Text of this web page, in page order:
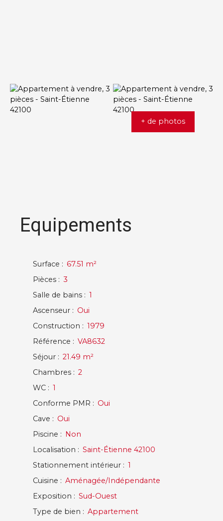
+ de photos
Equipements
Surface : 67.51 m²
Pièces : 3
Salle de bains : 1
Ascenseur : Oui
Construction : 1979
Référence : VA8632
Séjour : 21.49 m²
Chambres : 2
WC : 1
Conforme PMR : Oui
Cave : Oui
Piscine :
Non
Localisation : Saint-Étienne 42100
Stationnement intérieur : 1
Cuisine : Aménagée/Indépendante
Exposition : Sud-Ouest
Type de bien : Appartement